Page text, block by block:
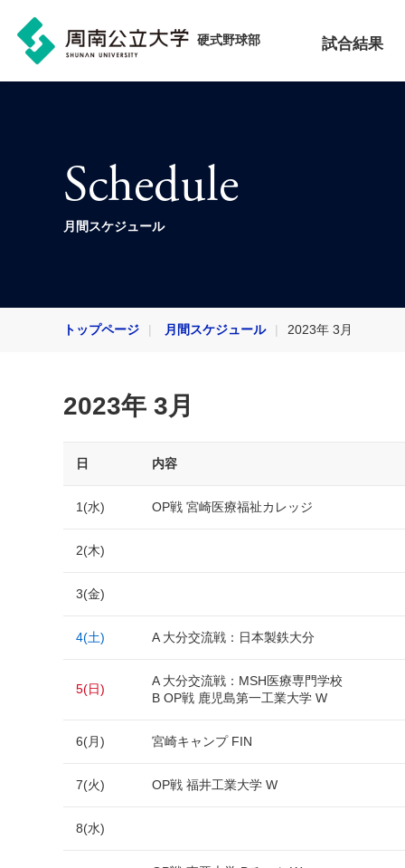
硬式野球部 試合結果
Schedule
月間スケジュール
トップページ 月間スケジュール 2023年 3月
2023年 3月
日 内容
1(水) OP戦 宮崎医療福祉カレッジ
2(木)
3(金)
4(土) A 大分交流戦：日本製鉄大分
5(日)
A 大分交流戦：MSH医療専門学校
B OP戦 鹿児島第一工業大学 W
6(月) 宮崎キャンプ FIN
7(火) OP戦 福井工業大学 W
8(水)